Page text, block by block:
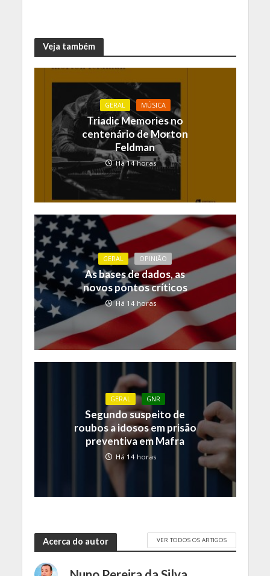
Veja também
GERAL MÚSICA
Triadic Memories no
centenário de Morton
Feldman
Há 14 horas
GERAL OPINIÃO
As bases de dados, as
novos pontos críticos
Há 14 horas
GERAL GNR
Segundo suspeito de
roubos a idosos em prisão
preventiva em Mafra
Há 14 horas
Acerca do autor VER TODOS OS ARTIGOS